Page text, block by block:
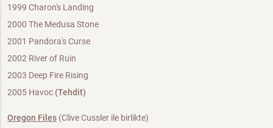
1999 Charon's Landing
2000 The Medusa Stone
2001 Pandora's Curse
2002 River of Ruin
2003 Deep Fire Rising
2005 Havoc (Tehdit)
Oregon Files(Clive Cussler ile birlikte)